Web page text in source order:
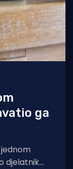
ga
jednom
djelatnik